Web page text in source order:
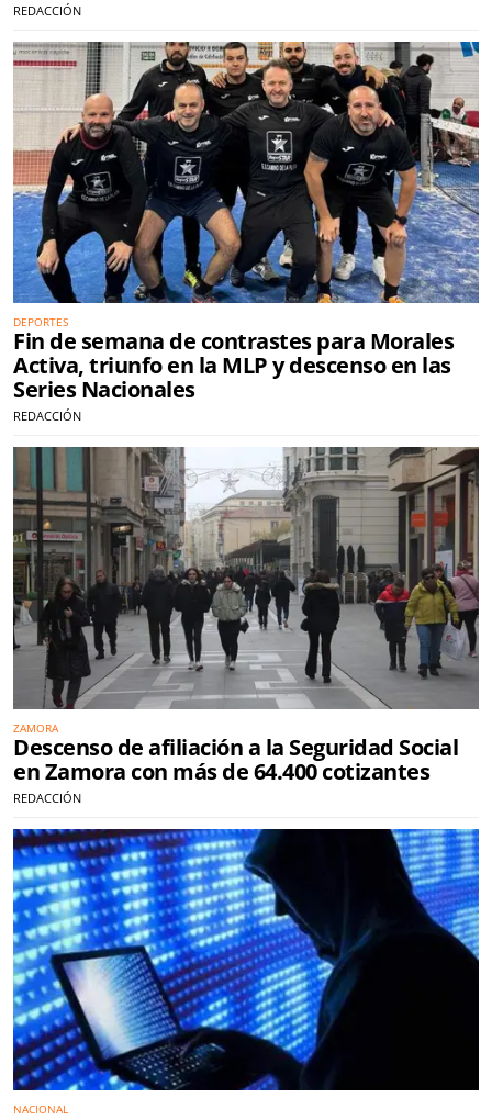
REDACCIÓN
DEPORTES
Fin de semana de contrastes para Morales
Activa, triunfo en la MLP y descenso en las
Series Nacionales
REDACCIÓN
ZAMORA
Descenso de afiliación a la Seguridad Social
en Zamora con más de 64.400 cotizantes
REDACCIÓN
NACIONAL